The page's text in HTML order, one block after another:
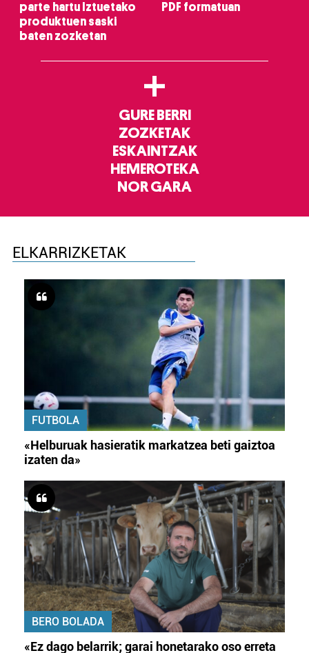
parte hartu Iztuetako
produktuen saski
baten zozketan
PDF formatuan
+
GURE BERRI
ZOZKETAK
ESKAINTZAK
HEMEROTEKA
NOR GARA
ELKARRIZKETAK
FUTBOLA
«Helburuak hasieratik markatzea beti gaiztoa
izaten da»
BERO BOLADA
«Ez dago belarrik; garai honetarako oso erreta